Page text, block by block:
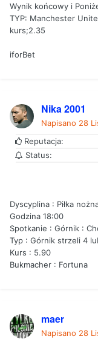
Wynik końcowy i
TYP: Manchester
kurs;2.35
iforBet
Nika 2001
Napisano 28
Reputacja:
Status:
Dyscyplina : Piłka
Godzina 18:00
Spotkanie : Górnik :
Typ : Górnik strzeli 4
Kurs : 5.90
Bukmacher : Fortuna
maer
Napisano 28